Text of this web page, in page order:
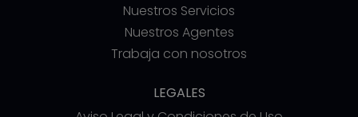
Nuestros Servicios
Nuestros Agentes
Trabaja con nosotros
LEGALES